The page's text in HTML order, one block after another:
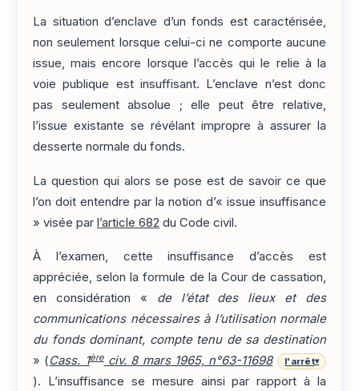
La situation d’enclave d’un fonds est caractérisée,
non seulement lorsque celui-ci ne comporte aucune
issue, mais encore lorsque l’accès qui le relie à la
voie publique est insuffisant. L’enclave n’est donc
pas seulement absolue ; elle peut être relative,
l’issue existante se révélant impropre à assurer la
desserte normale du fonds.
La question qui alors se pose est de savoir ce que
l’on doit entendre par la notion d’« issue insuffisance
» visée par l’article 682 du Code civil.
À l’examen, cette insuffisance d’accès est
appréciée, selon la formule de la Cour de cassation,
en considération « de l’état des lieux et des
communications nécessaires à l’utilisation normale
du fonds dominant, compte tenu de sa destination
» (Cass. 1èreciv. 8 mars 1965, n°63-11698 l'arrêt▾
). L’insuffisance se mesure ainsi par rapport à la